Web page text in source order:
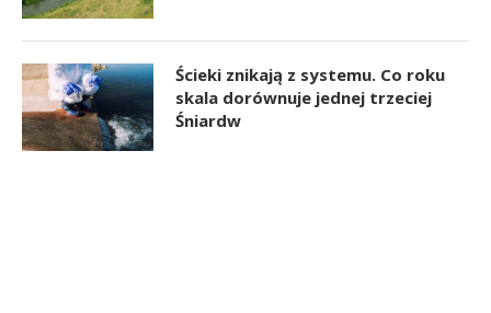
Ścieki znikają z systemu. Co roku
skala dorównuje jednej trzeciej
Śniardw